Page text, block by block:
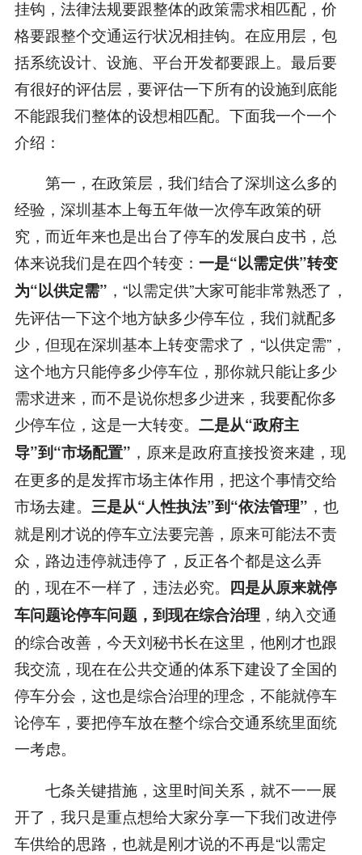
挂钩，法律法规要跟整体的政策需求相匹配，价
格要跟整个交通运行状况相挂钩。在应用层，包
括系统设计、设施、平台开发都要跟上。最后要
有很好的评估层，要评估一下所有的设施到底能
不能跟我们整体的设想相匹配。下面我一个一个
介绍：
第一，在政策层，我们结合了深圳这么多的
经验，深圳基本上每五年做一次停车政策的研
究，而近年来也是出台了停车的发展白皮书，总
体来说我们是在四个转变： 一是“以需定供”转变
为“以供定需” ，“以需定供”大家可能非常熟悉了，
先评估一下这个地方缺多少停车位，我们就配多
少，但现在深圳基本上转变需求了，“以供定需”，
这个地方只能停多少停车位，那你就只能让多少
需求进来，而不是说你想多少进来，我要配你多
少停车位，这是一大转变。 二是从“政府主
导”到“市场配置” ，原来是政府直接投资来建，现
在更多的是发挥市场主体作用，把这个事情交给
市场去建。 三是从“人性执法”到“依法管理” ，也
就是刚才说的停车立法要完善，原来可能法不责
众，路边违停就违停了，反正各个都是这么弄
的，现在不一样了，违法必究。 四是从原来就停
车问题论停车问题，到现在综合治理 ，纳入交通
的综合改善，今天刘秘书长在这里，他刚才也跟
我交流，现在在公共交通的体系下建设了全国的
停车分会，这也是综合治理的理念，不能就停车
论停车，要把停车放在整个综合交通系统里面统
一考虑。
七条关键措施，这里时间关系，就不一一展
开了，我只是重点想给大家分享一下我们改进停
车供给的思路，也就是刚才说的不再是“以需定